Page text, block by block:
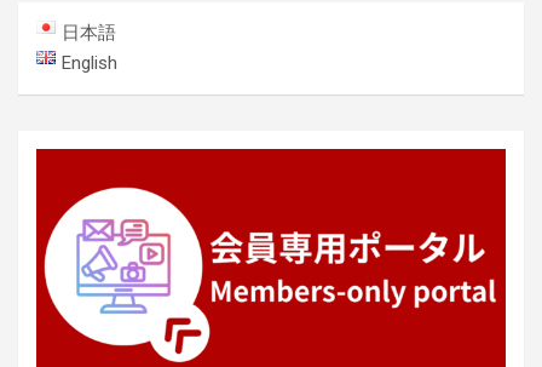
ー
シ
ョ
ン
日本語
English